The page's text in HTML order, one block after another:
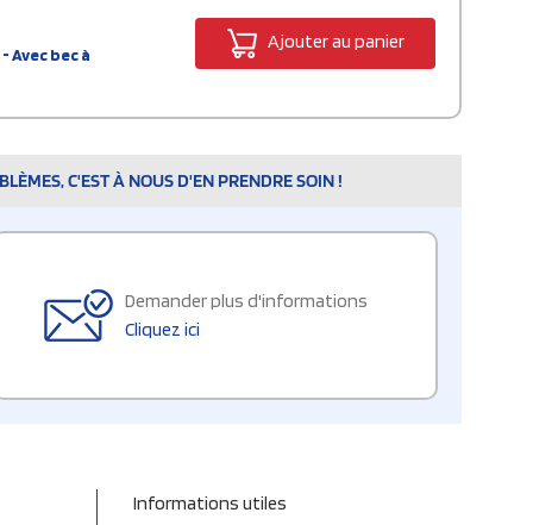
bec à
Ajouter au panier
C'EST À NOUS D'EN PRENDRE SOIN !
Demander plus d'informations
Cliquez ici
Informations utiles